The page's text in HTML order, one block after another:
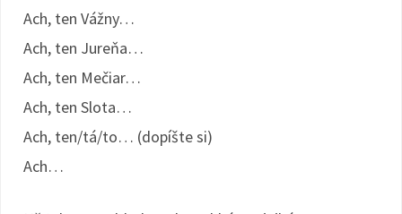
Ach, ten Vážny…
Ach, ten Jureňa…
Ach, ten Mečiar…
Ach, ten Slota…
Ach, ten/tá/to… (dopíšte si)
Ach…